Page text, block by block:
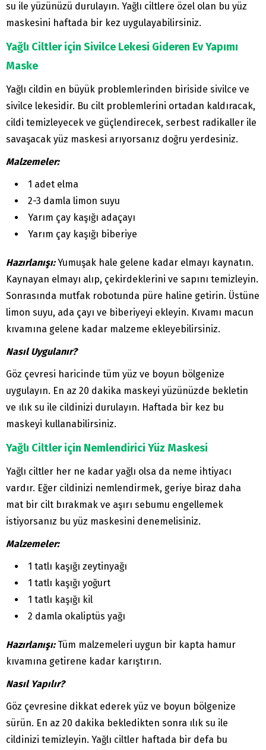
su ile yüzünüzü durulayın. Yağlı ciltlere özel olan bu yüz
maskesini haftada bir kez uygulayabilirsiniz.
Yağlı Ciltler için Sivilce Lekesi Gideren Ev Yapımı
Maske
Yağlı cildin en büyük problemlerinden biriside sivilce ve
sivilce lekesidir. Bu cilt problemlerini ortadan kaldıracak,
cildi temizleyecek ve güçlendirecek, serbest radikaller ile
savaşacak yüz maskesi arıyorsanız doğru yerdesiniz.
Malzemeler:
1 adet elma
2-3 damla limon suyu
Yarım çay kaşığı adaçayı
Yarım çay kaşığı biberiye
Hazırlanışı:Yumuşak hale gelene kadar elmayı kaynatın.
Kaynayan elmayı alıp, çekirdeklerini ve sapını temizleyin.
Sonrasında mutfak robotunda püre haline getirin. Üstüne
limon suyu, ada çayı ve biberiyeyi ekleyin. Kıvamı macun
kıvamına gelene kadar malzeme ekleyebilirsiniz.
Nasıl Uygulanır?
Göz çevresi haricinde tüm yüz ve boyun bölgenize
uygulayın. En az 20 dakika maskeyi yüzünüzde bekletin
ve ılık su ile cildinizi durulayın. Haftada bir kez bu
maskeyi kullanabilirsiniz.
Yağlı Ciltler için Nemlendirici Yüz Maskesi
Yağlı ciltler her ne kadar yağlı olsa da neme ihtiyacı
vardır. Eğer cildinizi nemlendirmek, geriye biraz daha
mat bir cilt bırakmak ve aşırı sebumu engellemek
istiyorsanız bu yüz maskesini denemelisiniz.
Malzemeler:
1 tatlı kaşığı zeytinyağı
1 tatlı kaşığı yoğurt
1 tatlı kaşığı kil
2 damla okaliptüs yağı
Hazırlanışı: Tüm malzemeleri uygun bir kapta hamur
kıvamına getirene kadar karıştırın.
Nasıl Yapılır?
Göz çevresine dikkat ederek yüz ve boyun bölgenize
sürün. En az 20 dakika bekledikten sonra ılık su ile
cildinizi temizleyin. Yağlı ciltler haftada bir defa bu